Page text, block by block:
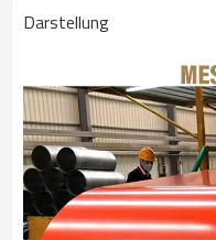
Darstellung